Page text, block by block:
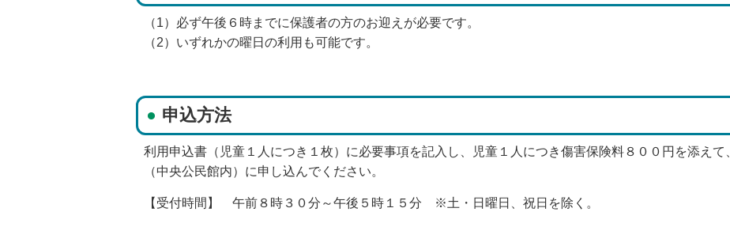
（1）必ず午後６時までに保護者の方のお迎えが必要です。
（2）いずれかの曜日の利用も可能です。
申込方法
利用申込書（児童１人につき１枚）に必要事項を記入し、児童１人につき傷害保険料８００円を添え
（中央公民館内）に申し込んでください。
【受付時間】 午前８時３０分～午後５時１５分 ※土・日曜日、祝日を除く。